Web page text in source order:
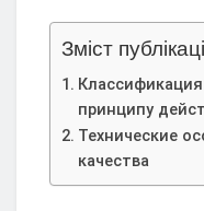
Зміст
принципу
Технические
качества